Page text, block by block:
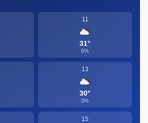
11
31°
0%
13
30°
0%
15